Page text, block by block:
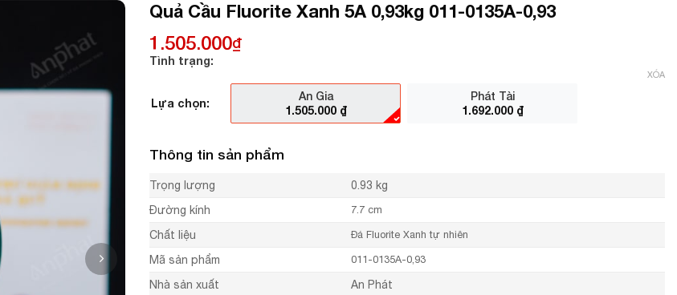
Quả Cầu Fluorite Xanh 5A 0,93kg 011-0135A-0,93
1.505.000₫
Tình trạng:
Lựa chọn:
An Gia
1.505.000 ₫
Phát Tài
1.692.000 ₫
XÓA
Thông tin sản phẩm
Trọng lượng
0.93 kg
Đường kính
7.7 cm
Chất liệu Đá Fluorite Xanh tự nhiên
Mã sản phẩm 011-0135A-0,93
Nhà sản xuất An Phát